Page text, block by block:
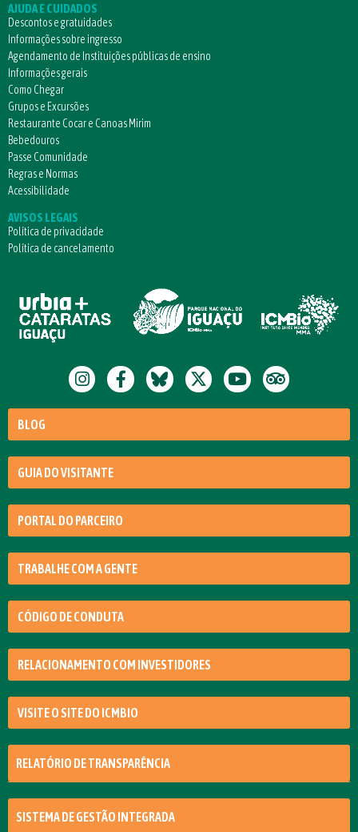
AJUDA E CUIDADOS
Descontos e gratuidades
Informações sobre ingresso
Agendamento de Instituições públicas de ensino
Informações gerais
Como Chegar
Grupos e Excursões
Restaurante Cocar e Canoas Mirim
Bebedouros
Passe Comunidade
Regras e Normas
Acessibilidade
AVISOS LEGAIS
Política de privacidade
Política de cancelamento
BLOG
GUIA DO VISITANTE
PORTAL DO PARCEIRO
TRABALHE COM A GENTE
CÓDIGO DE CONDUTA
RELACIONAMENTO COM INVESTIDORES
VISITE O SITE DO ICMBIO
RELATÓRIO DE TRANSPARÊNCIA
SISTEMA DE GESTÃO INTEGRADA